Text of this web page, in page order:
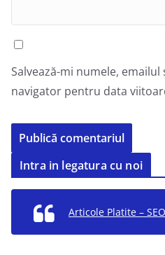
Salvează-mi numele,
navigator pentru data
Intra in legatura cu noi
Articole Platite –